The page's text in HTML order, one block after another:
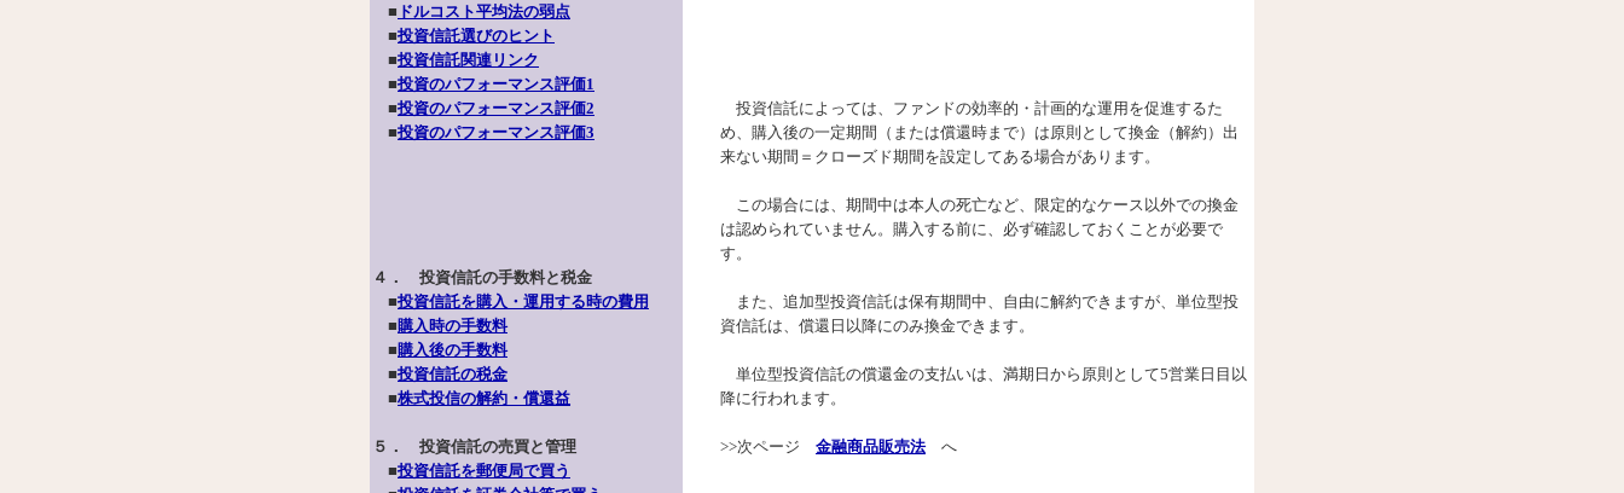
■ ドルコスト平均法の弱点
■投資信託選びのヒント
■投資信託関連リンク
■投資のパフォーマンス評価1
■投資のパフォーマンス評価2
■投資のパフォーマンス評価3
４． 投資信託の手数料と税金
■投資信託を購入・運用する時の費用
■購入時の手数料
■購入後の手数料
■投資信託の税金
■株式投信の解約・償還益
５． 投資信託の売買と管理
■投資信託を郵便局で買う
投資信託によっては、ファンドの効率的・計画的な運用を促進するた
め、購入後の一定期間（または償還時まで）は原則として換金（解約）出
来ない期間＝クローズド期間を設定してある場合があります。
この場合には、期間中は本人の死亡など、限定的なケース以外での換金
は認められていません。購入する前に、必ず確認しておくことが必要で
す。
また、追加型投資信託は保有期間中、自由に解約できますが、単位型投
資信託は、償還日以降にのみ換金できます。
単位型投資信託の償還金の支払いは、満期日から原則として5営業日目以
降に行われます。
>>次ページ 金融商品販売法へ